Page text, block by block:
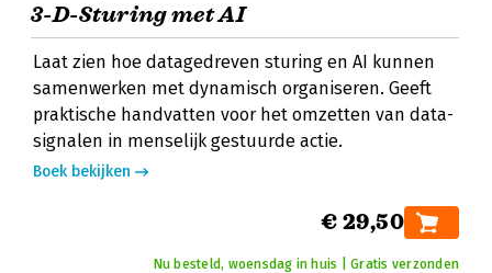
3-D-Sturing met AI
Laat zien hoe datagedreven sturing en AI kunnen
samenwerken met dynamisch organiseren. Geeft
praktische handvatten voor het omzetten van data-
signalen in menselijk gestuurde actie.
Boek bekijken
€ 29,50
Nu besteld, woensdag in huis | Gratis verzonden